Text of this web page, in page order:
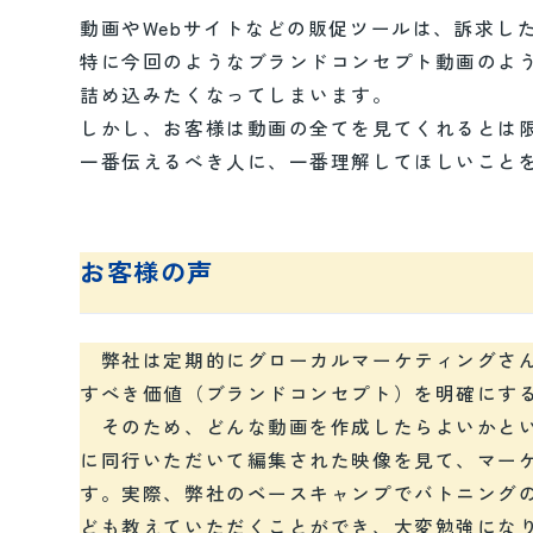
動画やWebサイトなどの販促ツールは、訴求
特に今回のようなブランドコンセプト動画の
詰め込みたくなってしまいます。
しかし、お客様は動画の全てを見てくれるとは
一番伝えるべき人に、一番理解してほしいこ
お客様の声
弊社は定期的にグローカルマーケティングさ
すべき価値（ブランドコンセプト）を明確にす
そのため、どんな動画を作成したらよいかと
に同行いただいて編集された映像を見て、マ
す。実際、弊社のベースキャンプでバトニン
ども教えていただくことができ、大変勉強にな